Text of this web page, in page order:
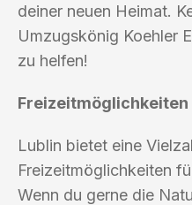
deiner neuen Heimat.
Umzugskönig Koehler
zu helfen!
Freizeitmöglichkeiten
Lublin bietet eine
Freizeitmöglichkeiten
Wenn du gerne die